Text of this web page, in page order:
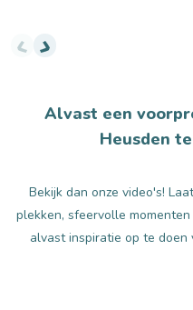
compleet weekendje weg of een
uitgang van het park. We
leukste activiteiten in de buurt
voor je verzameld. Door Linda
Alvast een
Heusden
Bekijk dan onze video's!
plekken, sfeervolle
alvast inspiratie op te doen